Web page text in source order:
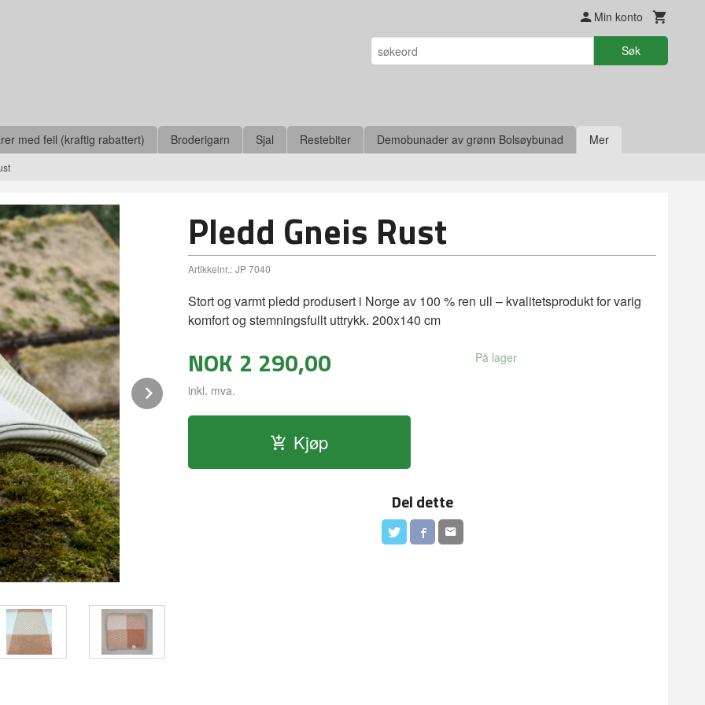
Min konto
Søk
med feil (kraftig rabattert) Broderigarn Sjal Restebiter Demobunader av grønn Bolsøybunad Mer
Next
Pledd Gneis Rust
Artikkelnr.: JP 7040
Stort og varmt pledd produsert i Norge av 100 % ren ull – kvalitetsprodukt for varig
komfort og stemningsfullt uttrykk. 200x140 cm
NOK 2 290,00
inkl. mva.
På lager
Kjøp
Del dette